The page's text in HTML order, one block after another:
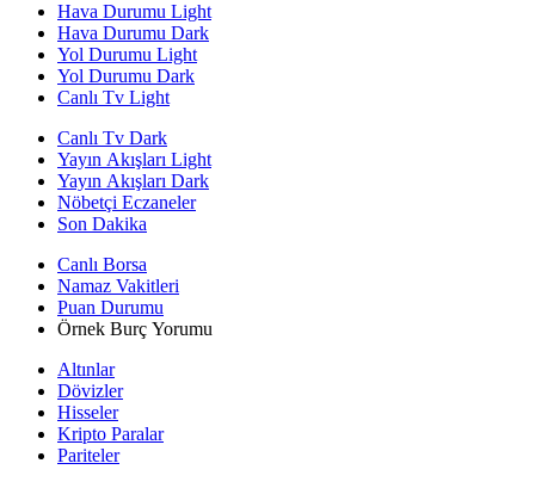
Hava Durumu Light
Hava Durumu Dark
Yol Durumu Light
Yol Durumu Dark
Canlı Tv Light
Canlı Tv Dark
Yayın Akışları Light
Yayın Akışları Dark
Nöbetçi Eczaneler
Son Dakika
Canlı Borsa
Namaz Vakitleri
Puan Durumu
Örnek Burç Yorumu
Altınlar
Dövizler
Hisseler
Kripto Paralar
Pariteler